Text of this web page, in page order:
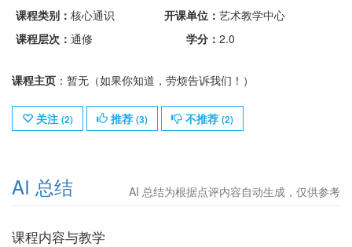
课程类别： 核心通识 开课单位： 艺术教学中心
课程层次： 通修 学分： 2.0
课程主页 ：暂无（如果你知道，劳烦告诉我们！）
关注 (2) 推荐 (3) 不推荐 (2)
AI 总结 AI 总结为根据点评内容自动生成，仅供参考
课程内容与教学